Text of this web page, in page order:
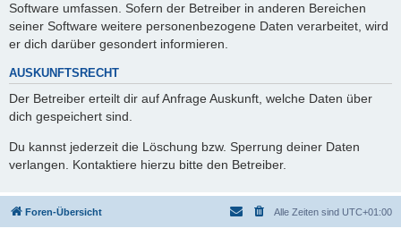
Software umfassen. Sofern der Betreiber in anderen Bereichen
seiner Software weitere personenbezogene Daten verarbeitet, wird
er dich darüber gesondert informieren.
AUSKUNFTSRECHT
Der Betreiber erteilt dir auf Anfrage Auskunft, welche Daten über
dich gespeichert sind.
Du kannst jederzeit die Löschung bzw. Sperrung deiner Daten
verlangen. Kontaktiere hierzu bitte den Betreiber.
Foren-Übersicht Alle Zeiten sind UTC+01:00